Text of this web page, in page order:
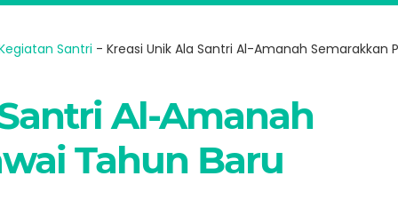
Santri - Kreasi Unik Ala Santri Al-Amanah Semarakkan
Al-Amanah
Tahun Baru